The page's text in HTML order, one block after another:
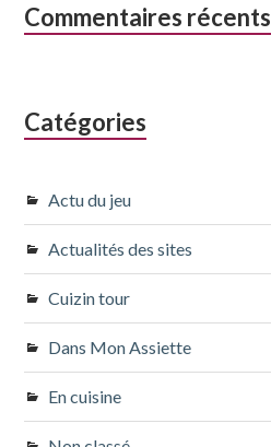
Commentaires récents
Catégories
Actu du jeu
Actualités des sites
Cuizin tour
Dans Mon Assiette
En cuisine